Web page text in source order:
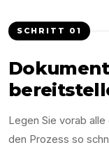
SCHRITT 01
Legen Sie vorab
den Prozess so